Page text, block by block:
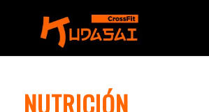
NUTRICIÓN